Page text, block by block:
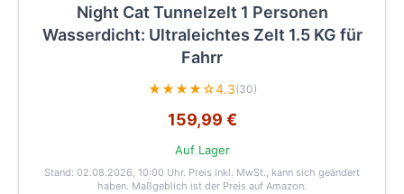
Night Cat Tunnelzelt 1 Personen
Wasserdicht: Ultraleichtes Zelt 1.5 KG für
Fahrr
★★★★☆4.3(30)
159,99 €
Auf Lager
Stand: 02.08.2026, 10:00 Uhr. Preis inkl. MwSt., kann sich geändert
haben. Maßgeblich ist der Preis auf Amazon.